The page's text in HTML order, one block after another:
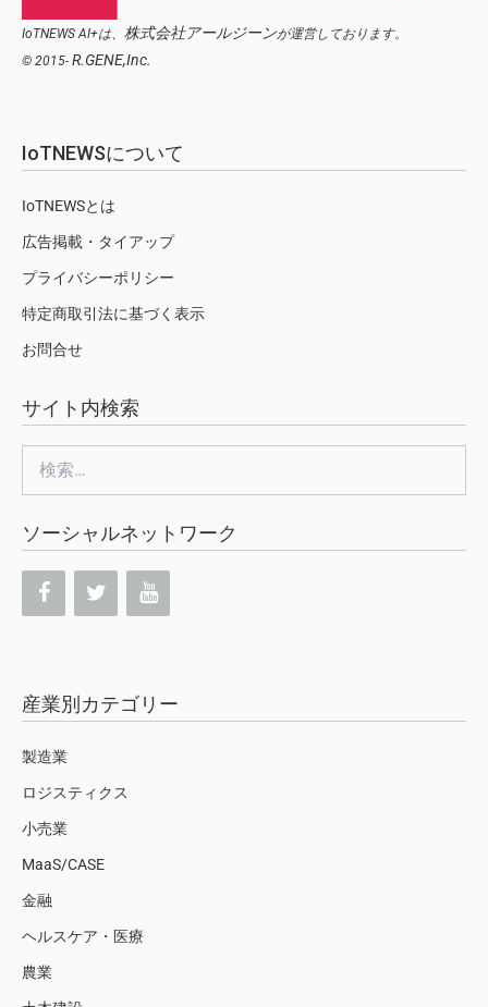
IoTNEWS AI+は、 株式会社アールジーンが運営しております。
© 2015- R.GENE,Inc.
IoTNEWSについて
IoTNEWSとは
広告掲載・タイアップ
プライバシーポリシー
特定商取引法に基づく表示
お問合せ
サイト内検索
索:
ソーシャルネットワーク
産業別カテゴリー
製造業
ロジスティクス
小売業
MaaS/CASE
金融
ヘルスケア・医療
農業